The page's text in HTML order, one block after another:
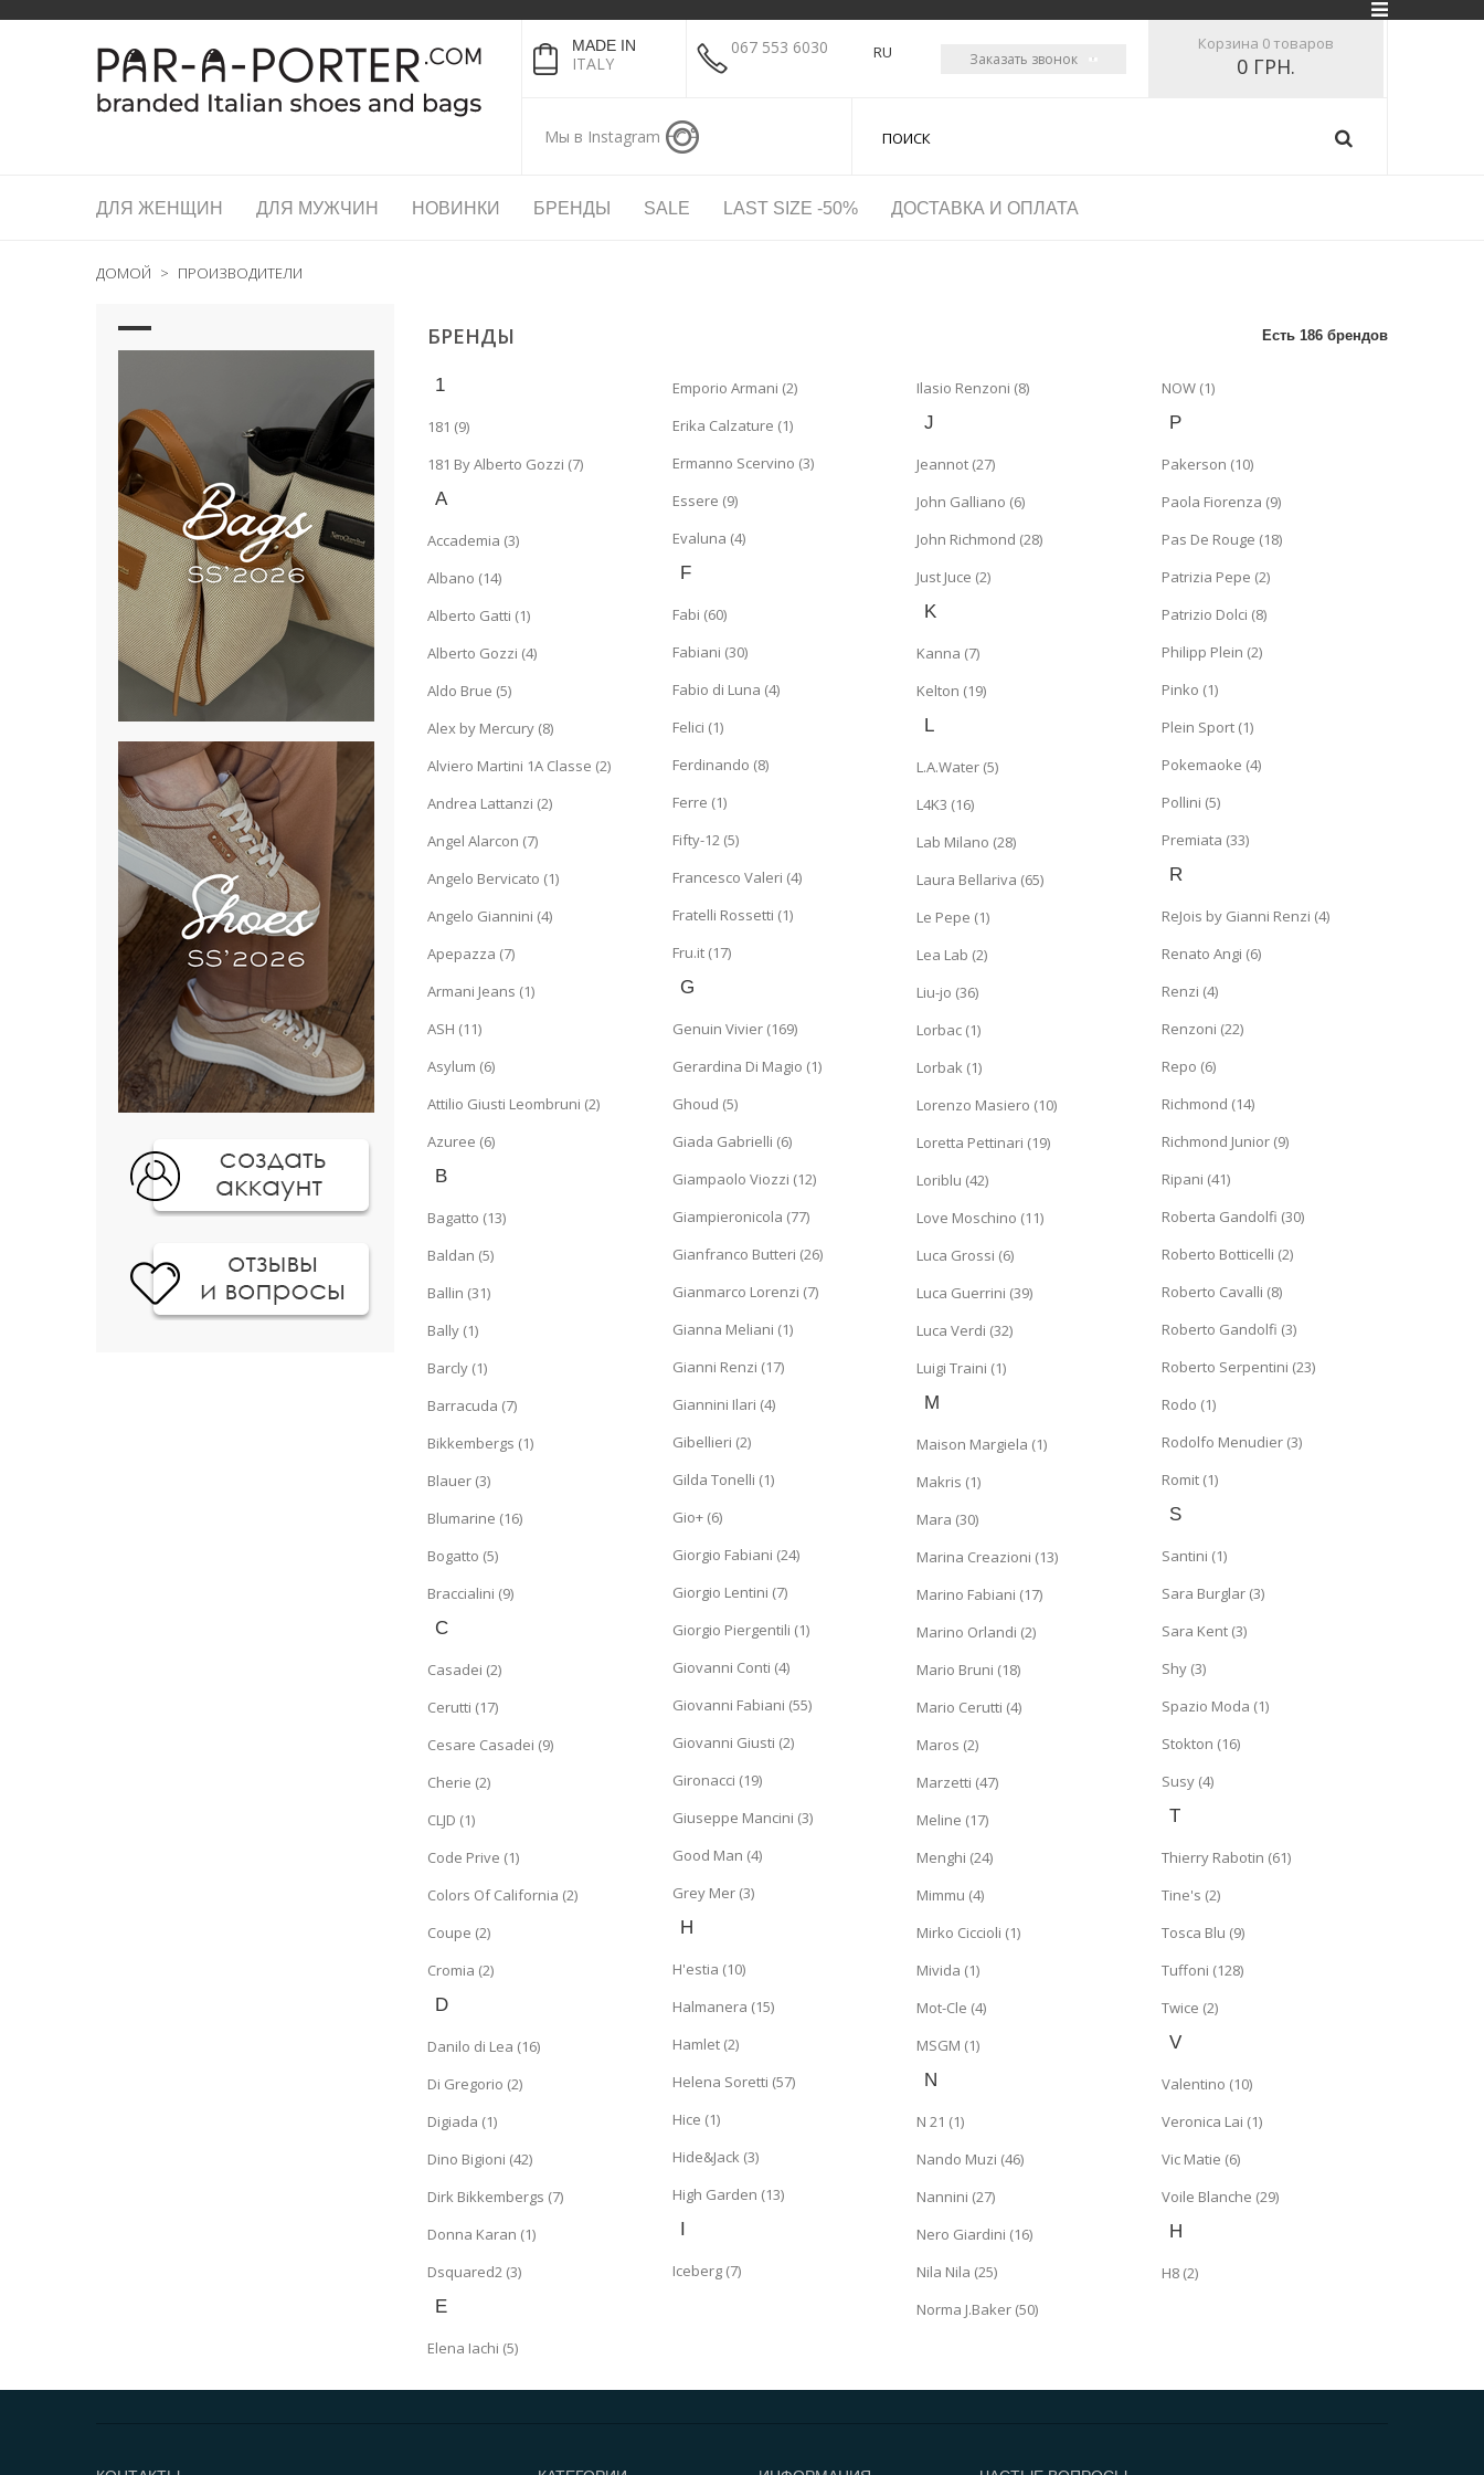
MADE IN
ITALY
067 553 6030
Мы в Instagram
RU Заказать звонок
Корзина 0 товаров
0 ГРН.
ДЛЯ ЖЕНЩИН ДЛЯ МУЖЧИН НОВИНКИ БРЕНДЫ SALE LAST SIZE -50% ДОСТАВКА И ОПЛАТА
ДОМОЙ > ПРОИЗВОДИТЕЛИ
БРЕНДЫ Есть 186 брендов
1
181 (9)
181 By Alberto Gozzi (7)
A
Accademia (3)
Albano (14)
Alberto Gatti (1)
Alberto Gozzi (4)
Aldo Brue (5)
Alex by Mercury (8)
Alviero Martini 1A Classe (2)
Andrea Lattanzi (2)
Angel Alarcon (7)
Angelo Bervicato (1)
Angelo Giannini (4)
Apepazza (7)
Armani Jeans (1)
ASH (11)
Asylum (6)
Attilio Giusti Leombruni (2)
Azuree (6)
B
Bagatto (13)
Baldan (5)
Ballin (31)
Bally (1)
Barcly (1)
Barracuda (7)
Bikkembergs (1)
Blauer (3)
Blumarine (16)
Bogatto (5)
Braccialini (9)
C
Casadei (2)
Cerutti (17)
Cesare Casadei (9)
Cherie (2)
CLJD (1)
Code Prive (1)
Colors Of California (2)
Coupe (2)
Cromia (2)
D
Danilo di Lea (16)
Di Gregorio (2)
Digiada (1)
Dino Bigioni (42)
Dirk Bikkembergs (7)
Donna Karan (1)
Dsquared2 (3)
E
Elena Iachi (5)
Emporio Armani (2)
Erika Calzature (1)
Ermanno Scervino (3)
Essere (9)
Evaluna (4)
F
Fabi (60)
Fabiani (30)
Fabio di Luna (4)
Felici (1)
Ferdinando (8)
Ferre (1)
Fifty-12 (5)
Francesco Valeri (4)
Fratelli Rossetti (1)
Fru.it (17)
G
Genuin Vivier (169)
Gerardina Di Magio (1)
Ghoud (5)
Giada Gabrielli (6)
Giampaolo Viozzi (12)
Giampieronicola (77)
Gianfranco Butteri (26)
Gianmarco Lorenzi (7)
Gianna Meliani (1)
Gianni Renzi (17)
Giannini Ilari (4)
Gibellieri (2)
Gilda Tonelli (1)
Gio+ (6)
Giorgio Fabiani (24)
Giorgio Lentini (7)
Giorgio Piergentili (1)
Giovanni Conti (4)
Giovanni Fabiani (55)
Giovanni Giusti (2)
Gironacci (19)
Giuseppe Mancini (3)
Good Man (4)
Grey Mer (3)
H
H'estia (10)
Halmanera (15)
Hamlet (2)
Helena Soretti (57)
Hice (1)
Hide&Jack (3)
High Garden (13)
I
Iceberg (7)
Ilasio Renzoni (8)
J
Jeannot (27)
John Galliano (6)
John Richmond (28)
Just Juce (2)
K
Kanna (7)
Kelton (19)
L
L.A.Water (5)
L4K3 (16)
Lab Milano (28)
Laura Bellariva (65)
Le Pepe (1)
Lea Lab (2)
Liu-jo (36)
Lorbac (1)
Lorbak (1)
Lorenzo Masiero (10)
Loretta Pettinari (19)
Loriblu (42)
Love Moschino (11)
Luca Grossi (6)
Luca Guerrini (39)
Luca Verdi (32)
Luigi Traini (1)
M
Maison Margiela (1)
Makris (1)
Mara (30)
Marina Creazioni (13)
Marino Fabiani (17)
Marino Orlandi (2)
Mario Bruni (18)
Mario Cerutti (4)
Maros (2)
Marzetti (47)
Meline (17)
Menghi (24)
Mimmu (4)
Mirko Ciccioli (1)
Mivida (1)
Mot-Cle (4)
MSGM (1)
N
N 21 (1)
Nando Muzi (46)
Nannini (27)
Nero Giardini (16)
Nila Nila (25)
Norma J.Baker (50)
NOW (1)
P
Pakerson (10)
Paola Fiorenza (9)
Pas De Rouge (18)
Patrizia Pepe (2)
Patrizio Dolci (8)
Philipp Plein (2)
Pinko (1)
Plein Sport (1)
Pokemaoke (4)
Pollini (5)
Premiata (33)
R
ReJois by Gianni Renzi (4)
Renato Angi (6)
Renzi (4)
Renzoni (22)
Repo (6)
Richmond (14)
Richmond Junior (9)
Ripani (41)
Roberta Gandolfi (30)
Roberto Botticelli (2)
Roberto Cavalli (8)
Roberto Gandolfi (3)
Roberto Serpentini (23)
Rodo (1)
Rodolfo Menudier (3)
Romit (1)
S
Santini (1)
Sara Burglar (3)
Sara Kent (3)
Shy (3)
Spazio Moda (1)
Stokton (16)
Susy (4)
T
Thierry Rabotin (61)
Tine's (2)
Tosca Blu (9)
Tuffoni (128)
Twice (2)
V
Valentino (10)
Veronica Lai (1)
Vic Matie (6)
Voile Blanche (29)
Н
Н8 (2)